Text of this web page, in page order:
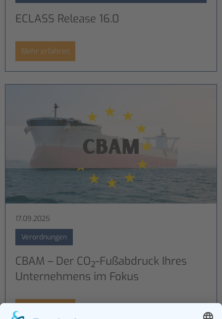
ECLASS Release 16.0
Mehr erfahren
17.09.2025
Verordnungen
CBAM – Der CO₂-Fußabdruck Ihres
Unternehmens im Fokus